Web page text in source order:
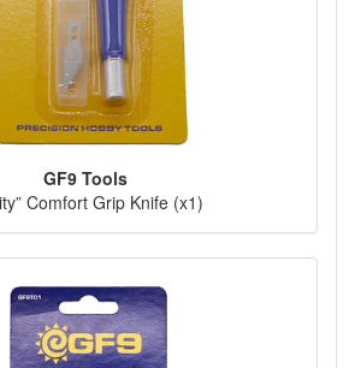
GF9 Tools
Comfort Grip Knife (x1)